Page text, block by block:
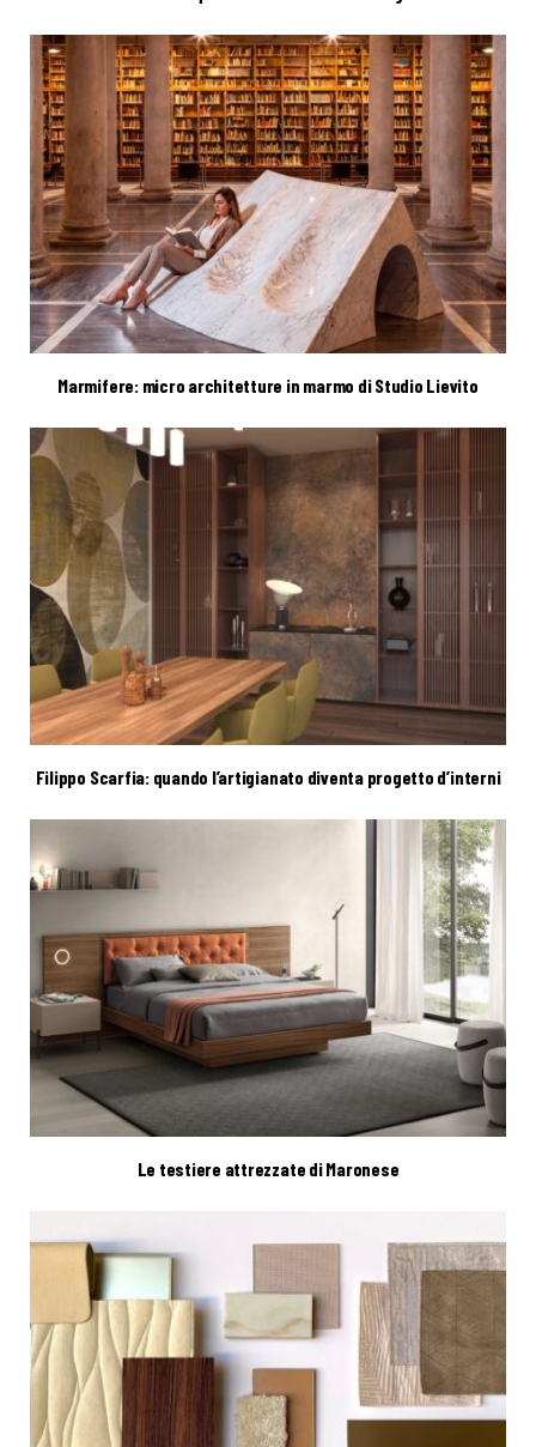
Marmifere: micro architetture in marmo di Studio Lievito
Filippo Scarfia: quando l’artigianato diventa progetto d’interni
Le testiere attrezzate di Maronese